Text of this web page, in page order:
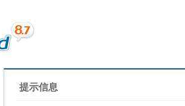
提示信息